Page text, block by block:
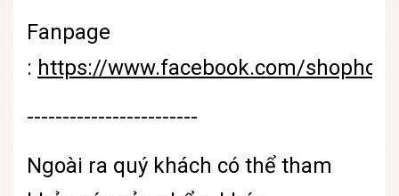
Fanpage
: https://www.facebook.com/
------------------------
Ngoài ra quý khách có thể tham